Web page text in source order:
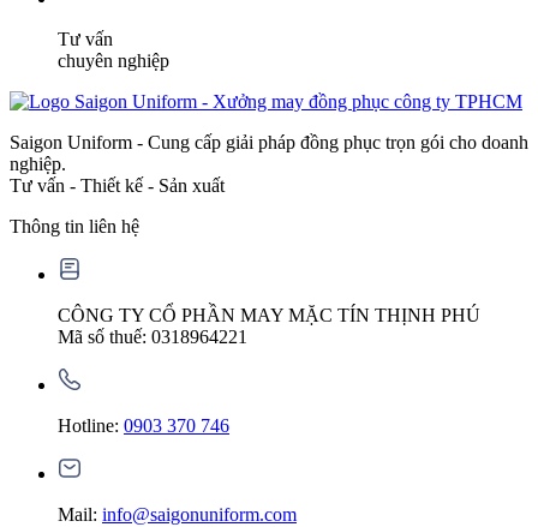
Tư vấn
chuyên nghiệp
Saigon Uniform - Cung cấp giải pháp đồng phục trọn gói cho doanh
nghiệp.
Tư vấn - Thiết kế - Sản xuất
Thông tin liên hệ
CÔNG TY CỔ PHẦN MAY MẶC TÍN THỊNH PHÚ
Mã số thuế: 0318964221
Hotline: 0903 370 746
Mail: info@saigonuniform.com